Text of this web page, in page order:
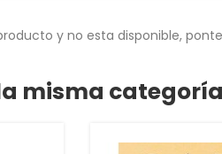
y no esta disponible,
misma categoría